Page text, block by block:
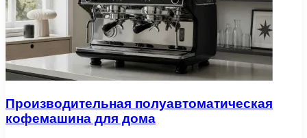
Производительная полуавтоматическая
кофемашина для дома